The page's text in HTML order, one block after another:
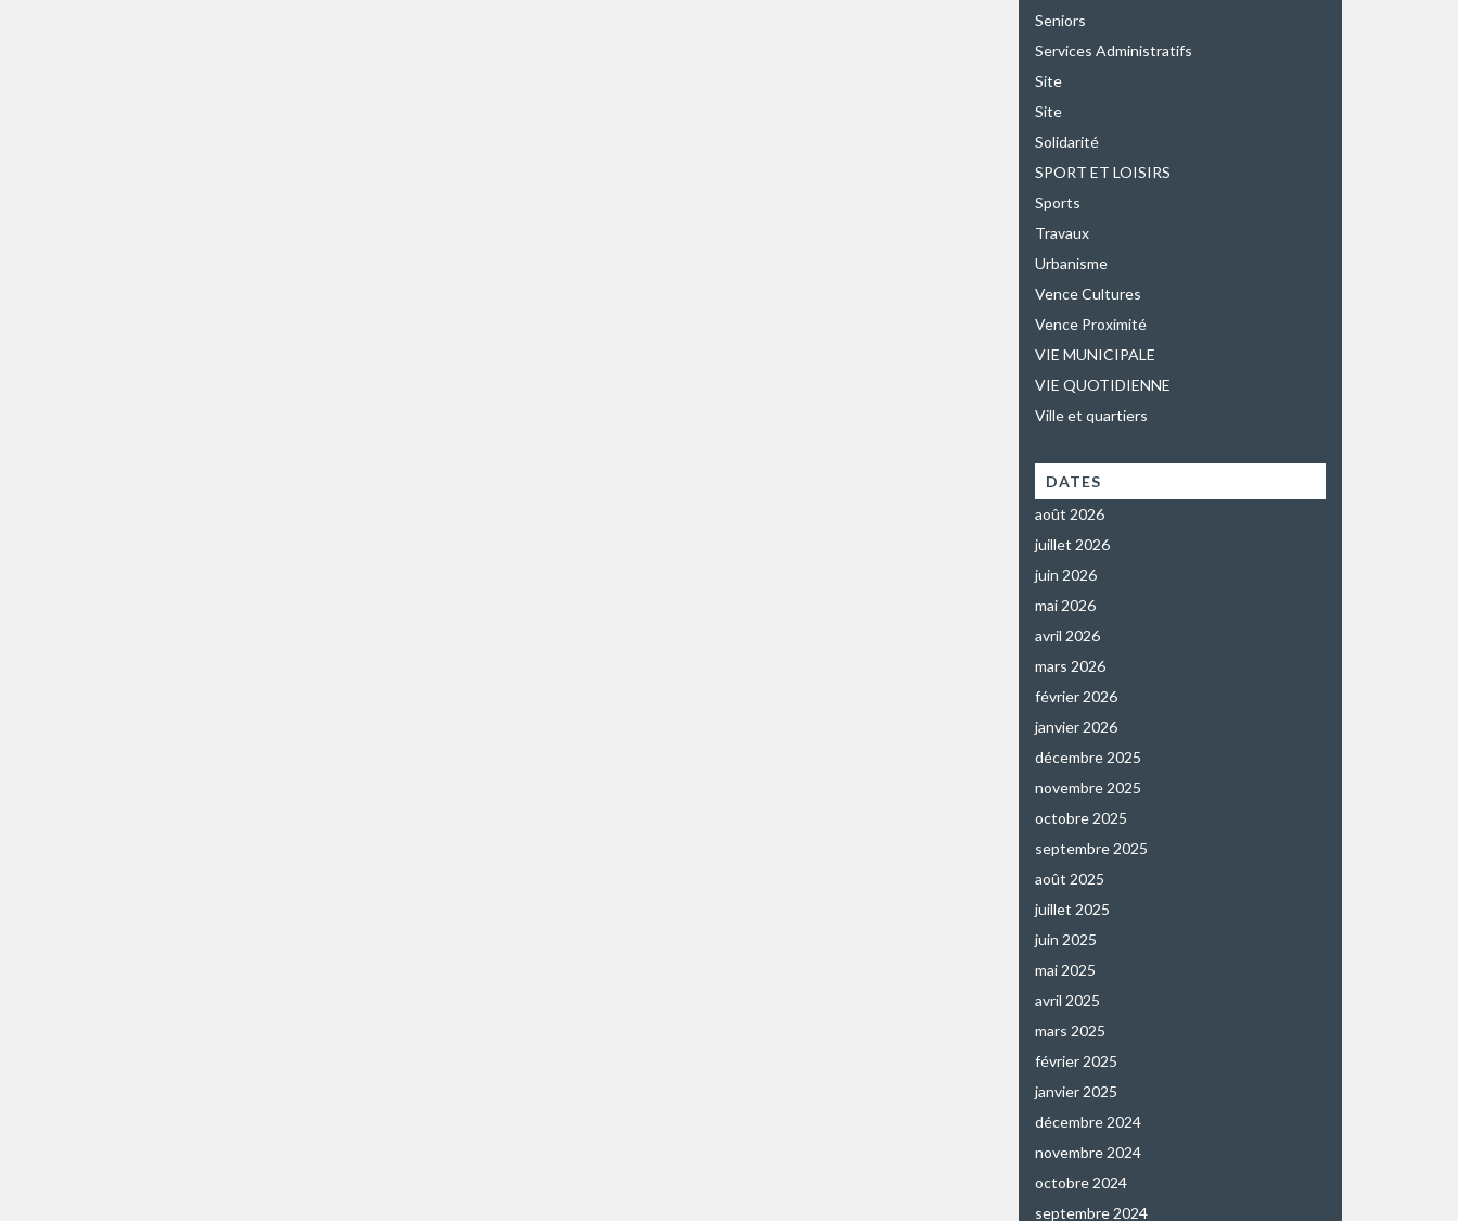
Seniors
Services Administratifs
Site
Site
Solidarité
SPORT ET LOISIRS
Sports
Travaux
Urbanisme
Vence Cultures
Vence Proximité
VIE MUNICIPALE
VIE QUOTIDIENNE
Ville et quartiers
DATES
août 2026
juillet 2026
juin 2026
mai 2026
avril 2026
mars 2026
février 2026
janvier 2026
décembre 2025
novembre 2025
octobre 2025
septembre 2025
août 2025
juillet 2025
juin 2025
mai 2025
avril 2025
mars 2025
février 2025
janvier 2025
décembre 2024
novembre 2024
octobre 2024
septembre 2024